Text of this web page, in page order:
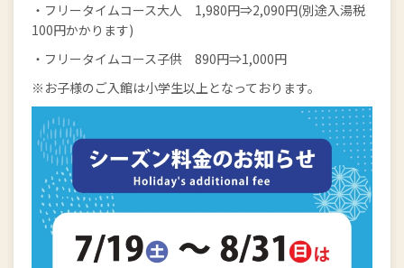
・フリータイムコース大人 1,980円⇒2,090円(別途入湯税
100円かかります)
・フリータイムコース子供 890円⇒1,000円
※お子様のご入館は小学生以上となっております。